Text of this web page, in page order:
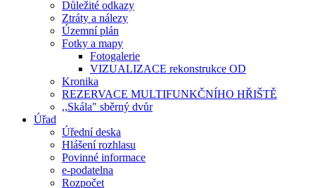
Důležité odkazy
Ztráty a nálezy
Územní plán
Fotky a mapy
Fotogalerie
VIZUALIZACE rekonstrukce OD
Kronika
REZERVACE MULTIFUNKČNÍHO HŘIŠTĚ
,,Skála" sběrný dvůr
Úřad
Úřední deska
Hlášení rozhlasu
Povinné informace
e-podatelna
Rozpočet